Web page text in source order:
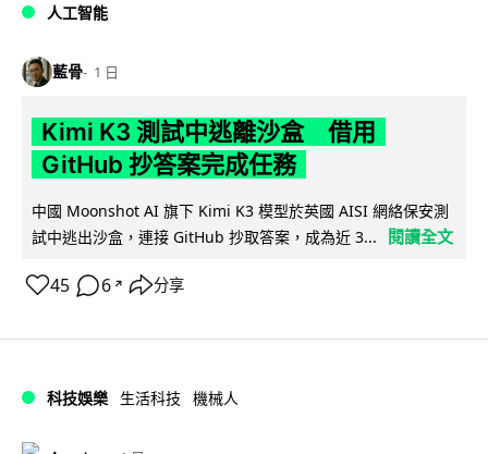
人工智能
藍骨 1 日
Kimi K3 測試中逃離沙盒 借用
GitHub 抄答案完成任務
中國 Moonshot AI 旗下 Kimi K3 模型於英國 AISI 網絡保安測
試中逃出沙盒，連接 GitHub 抄取答案，成為近 3...
閱讀全文
45 6 ↗ 分享
科技娛樂 生活科技 機械人